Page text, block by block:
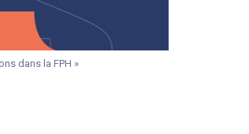
dans la FPH »